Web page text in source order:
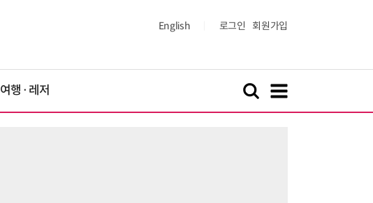
English 로그인 회원가입
여행·레저